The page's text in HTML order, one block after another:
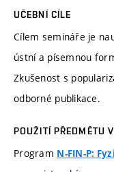
UČEBNÍ CÍLE
Cílem semináře je
ústní a písemnou
Zkušenost s
odborné publikace.
POUŽITÍ PŘEDMĚTU
Program N-FIN-P: